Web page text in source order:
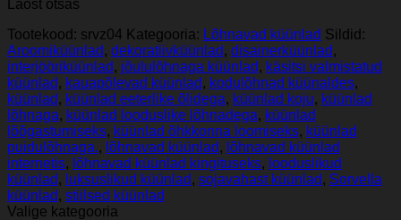
Laost otsas
Tootekood: srvz04 Kategooria: Lõhnavad küünlad Sildid:
Aroomiküünlad , dekoratiivküünlad , disainerküünlad ,
interjööriküünlad , jõululõhnaga küünlad , käsitsi valmistatud
küünlad , kauapõlevad küünlad , kodulõhnad küünaldes,
küünlad , küünlad eeterlike õlidega, küünlad koju, küünlad
lõhnaga, küünlad looduslike lõhnadega, küünlad
lõõgastumiseks, küünlad õhkkonna loomiseks, küünlad
puidulõhnaga., lõhnavad küünlad , lõhnavad küünlad
internetis, lõhnavad küünlad kingituseks, looduslikud
küünlad , luksuslikud küünlad , sojavahast küünlad , Sorvella
küünlad , stiilsed küünlad
Valige kategooria